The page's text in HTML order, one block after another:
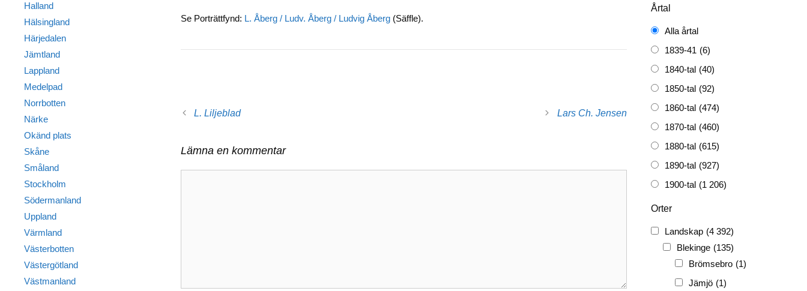
o
n
n
Se Porträttfynd: L. Åberg / Ludv. Åberg / Ludvig Åberg (Säffle).
L. Liljeblad Lars Ch. Jensen
Lämna en kommentar
Halland
Hälsingland
Härjedalen
Jämtland
Lappland
Medelpad
Norrbotten
Närke
Okänd plats
Skåne
Småland
Stockholm
Södermanland
Uppland
Värmland
Västerbotten
Västergötland
Västmanland
Årtal
Alla årtal
1839-41 (6)
1840-tal (40)
1850-tal (92)
1860-tal (474)
1870-tal (460)
1880-tal (615)
1890-tal (927)
1900-tal (1 206)
FH
(338)
FRG
(3 189)
PF (3 882)
Orter
Landskap (4 392)
Blekinge (135)
Brömsebro (1)
Jämjö (1)